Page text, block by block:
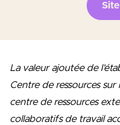
La valeur ajoutée de
Centre de ressources
centre de ressources
collaboratifs de travail